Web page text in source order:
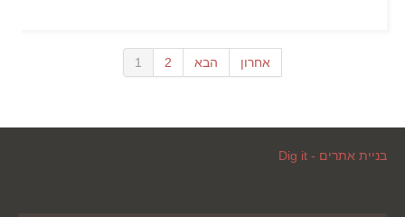
1 2 הבא אחרון
בניית אתרים - Dig it